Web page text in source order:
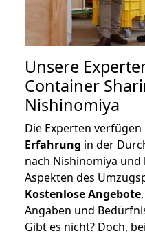
Unsere
Container
Nishinomiya
Die Experten
Erfahrung in der
nach Nishinomiya
Aspekten des
Kostenlose Angebote
Angaben und
Gibt es nicht? Doch,